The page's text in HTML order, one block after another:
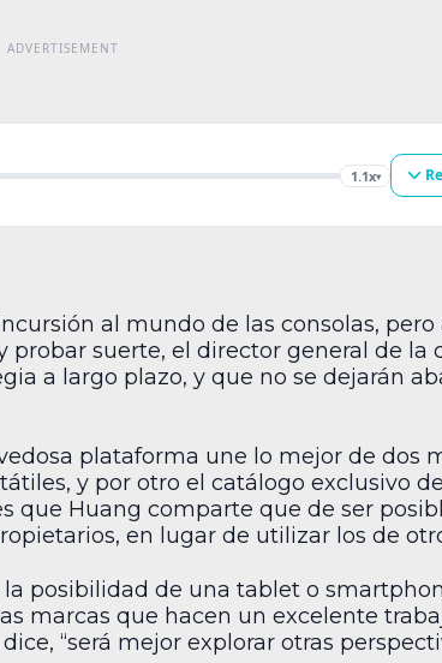
1.1x▾
al mundo de las consolas,
suerte, el director general de la
a largo plazo, y que no se dejarán
plataforma une lo mejor de dos
y por otro el catálogo exclusivo
que Huang comparte que de ser
en lugar de utilizar los de
posibilidad de una tablet o
marcas que hacen un excelente
“será mejor explorar otras